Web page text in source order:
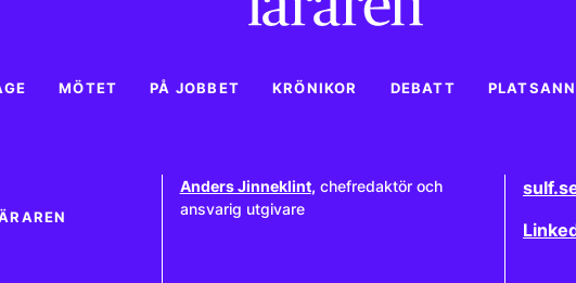
MÖTET PÅ JOBBET KRÖNIKOR DEBATT
Anders Jinneklint, chefredaktör och
ansvarig utgivare